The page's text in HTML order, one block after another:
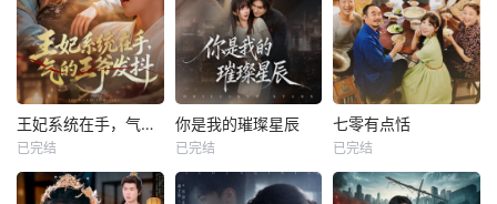
王妃系统在手，气的王爷发抖
已完结
你是我的璀璨星辰
已完结
七零有点恬
已完结